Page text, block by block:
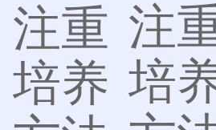
注重
培养
注
培